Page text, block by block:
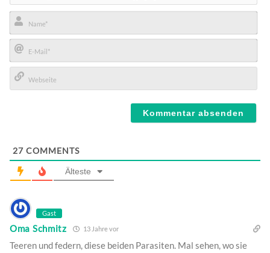
Name*
E-
Mail*
27 COMMENTS
Älteste
Gast
Oma Schmitz 13 Jahre vor
Teeren und federn, diese beiden Parasiten. Mal sehen, wo sie